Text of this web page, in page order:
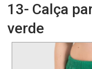
13- Calça
verde